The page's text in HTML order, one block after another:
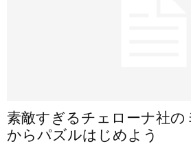
素敵すぎるチェローナ社
からパズルはじめよう